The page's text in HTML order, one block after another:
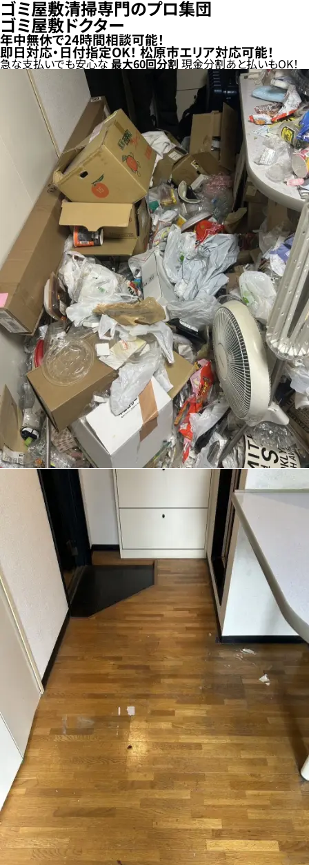
ゴミ屋敷清掃専門のプロ集団
ゴミ屋敷ドクター
年中無休で24時間相談可能！
即日対応・日付指定OK！ 松原市エリア対応可能！
急な支払いでも安心な最大60回分割 現金分割あと払いもOK！